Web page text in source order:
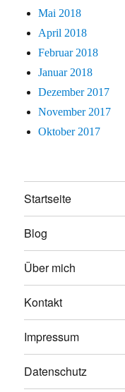
Mai 2018
April 2018
Februar 2018
Januar 2018
Dezember 2017
November 2017
Oktober 2017
Startseite
Blog
Über mich
Kontakt
Impressum
Datenschutz